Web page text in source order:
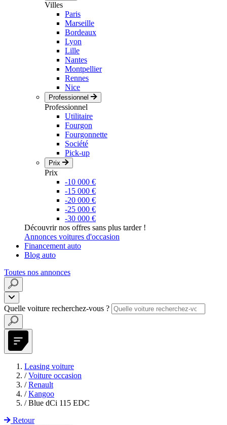
Villes
Paris
Marseille
Bordeaux
Lyon
Lille
Nantes
Montpellier
Rennes
Nice
Professionnel
Professionnel
Utilitaire
Fourgon
Fourgonnette
Société
Pick-up
Prix
Prix
-10 000 €
-15 000 €
-20 000 €
-25 000 €
-30 000 €
Découvrir nos offres sans plus tarder !
Annonces voitures d'occasion
Financement auto
Blog auto
Toutes nos annonces
Quelle voiture recherchez-vous ?
Leasing voiture
/ Voiture occasion
/ Renault
/ Kangoo
/ Blue dCi 115 EDC
Retour